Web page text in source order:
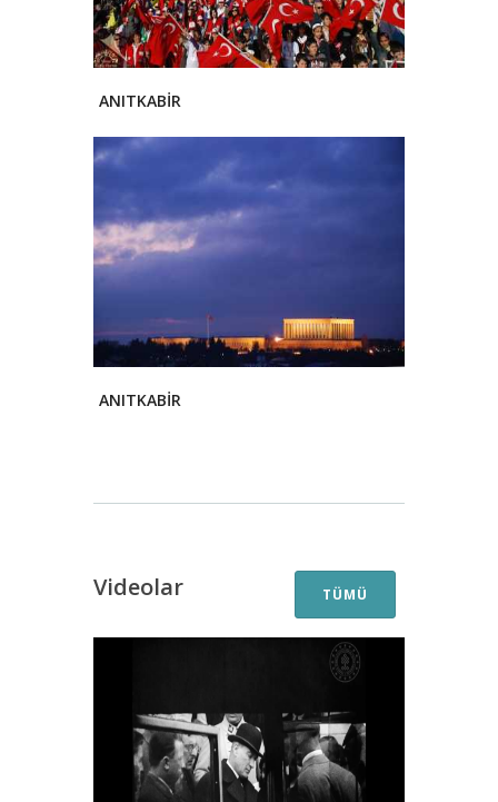
ANITKABİR
ANITKABİR
Videolar TÜMÜ